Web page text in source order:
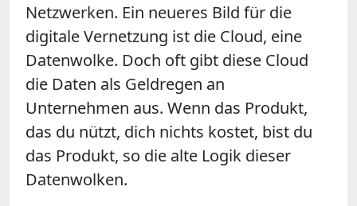
Netzwerken. Ein neueres Bild für die
digitale Vernetzung ist die Cloud, eine
Datenwolke. Doch oft gibt diese Cloud
die Daten als Geldregen an
Unternehmen aus. Wenn das Produkt,
das du nützt, dich nichts kostet, bist du
das Produkt, so die alte Logik dieser
Datenwolken.